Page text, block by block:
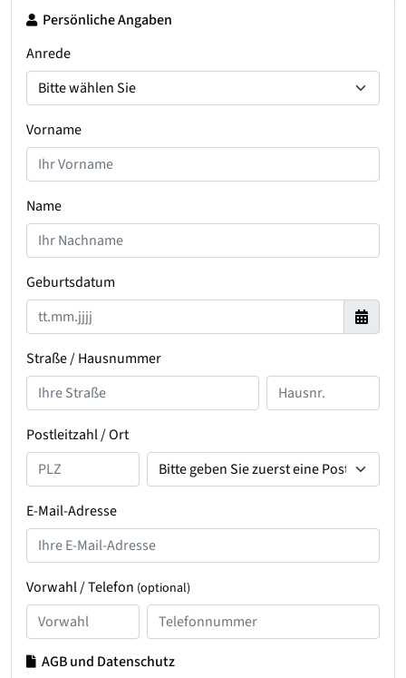
Persönliche Angaben
Anrede
Vorname
Name
Geburtsdatum
Straße / Hausnummer
Postleitzahl / Ort
E-Mail-Adresse
Vorwahl / Telefon (optional)
AGB und Datenschutz